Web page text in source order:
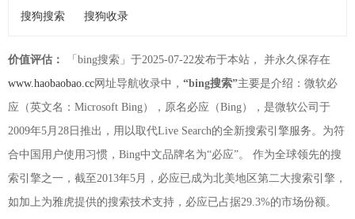
搜狗搜索
搜狗收录
价值评估：
「bing搜索」于2025-07-22发布于本站， 并永久保存在
www.haobaobao.cc网址导航收录中， “bing搜索”主要是介绍：微软必
应（英文名：Microsoft Bing），原名必应（Bing），是微软公司于
2009年5月28日推出，用以取代Live Search的全新搜索引擎服务。为符
合中国用户使用习惯，Bing中文品牌名为“必应”。 作为全球领先的搜
索引擎之一，截至2013年5月，必应已成为北美地区第二大搜索引擎，
如加上为雅虎提供的搜索技术支持，必应已占据29.3%的市场份额。